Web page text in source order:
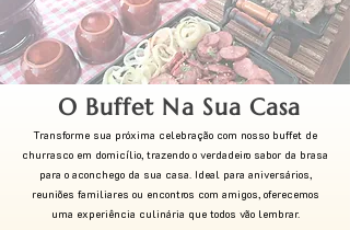
O Buffet Na Sua Casa
Transforme sua próxima celebração com nosso buffet de
churrasco em domicílio, trazendo o verdadeiro sabor da brasa
para o aconchego da sua casa. Ideal para aniversários,
reuniões familiares ou encontros com amigos, oferecemos
uma experiência culinária que todos vão lembrar.